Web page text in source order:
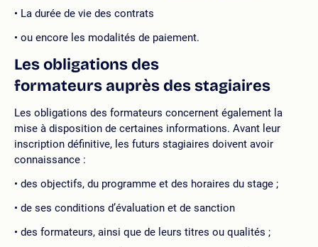
La durée de vie des contrats
ou encore les modalités de paiement.
Les obligations des
formateurs auprès des stagiaires
Les obligations des formateurs concernent également la
mise à disposition de certaines informations. Avant leur
inscription définitive, les futurs stagiaires doivent avoir
connaissance :
des objectifs, du programme et des horaires du stage ;
de ses conditions d’évaluation et de sanction
des formateurs, ainsi que de leurs titres ou qualités ;